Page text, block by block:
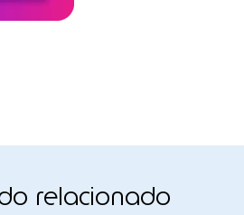
relacionado